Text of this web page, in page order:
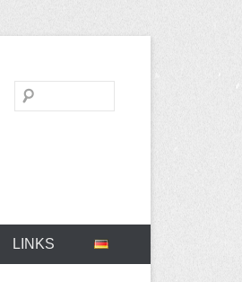
Suchen
LINKS